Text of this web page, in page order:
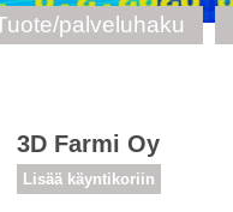
palveluhaku
3D Farmi Oy
Lisää käyntikoriin